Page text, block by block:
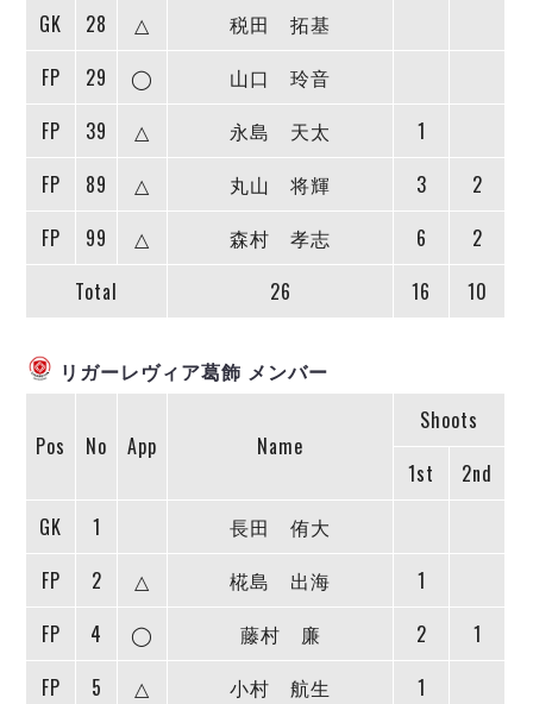
ペスカドーラ町田
ボアルース長野
名古屋オーシャンズ
ボルクバレット北九州
選手の通算記録（Ｆ２）
マルバ水戸FC
Y．S．C．C．横浜
デウソン神戸
ポルセイド浜田
FOLLOW US!
GK
28 △
税田 拓基
FP
29 ◯
山口 玲音
FP
39 △ 永島 天太
1
FP
89 △ 丸山 将輝 3
2
FP
99 △ 森村 孝志 6
2
Total
26 16 10
リガーレヴィア葛飾 メンバー
Pos No App Name
Shoots
1st
2nd
GK
1
長田 侑大
FP
2 △ 椛島 出海
1
FP
4 ◯ 藤村 廉 2
1
FP
5 △ 小村 航生
1